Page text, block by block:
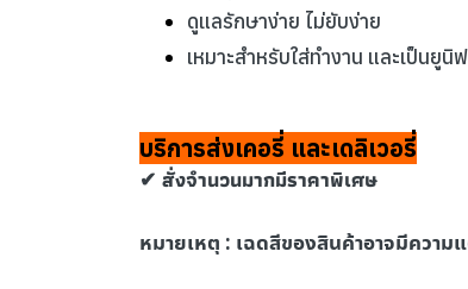
ดูแลรักษาง่าย ไม่ยับง่าย
เหมาะสำหรับใส่ทำงาน และเป็นยู
บริการส่งเคอรี่ และเดลิเวอรี่
✔ สั่งจำนวนมากมีราคาพิเศษ
หมายเหตุ : เฉดสีของสินค้าอาจมีความ